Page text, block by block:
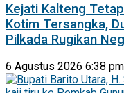
Kejati Kalteng
Kotim Tersangka,
Pilkada Rugikan
6 Agustus 2026 6:38 pm